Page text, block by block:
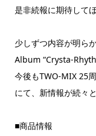
是非続報に期待してほ
少しずつ内容が明ら
Album “Crysta-
今後もTWO-MIX 25
にて、新情報が続々
■商品情報